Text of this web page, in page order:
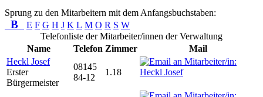
Sprung zu den Mitarbeitern mit dem Anfangsbuchstaben:
B E F G H J K L M O R S W
Telefonliste der Mitarbeiter/innen der Verwaltung
Name
Telefon Zimmer
Mail
Heckl Josef
Erster
Bürgermeister
08145
84-12
1.18